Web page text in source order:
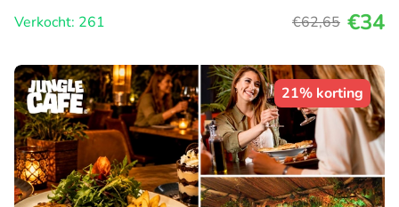
Verkocht: 261
€62,65 €34
21% korting